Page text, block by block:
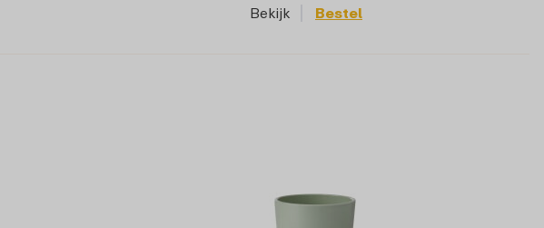
Bekijk Bestel